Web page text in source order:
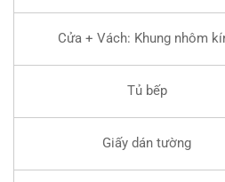
Cửa + Vách: Khung nhôm
Tủ bếp
Giấy dán tường